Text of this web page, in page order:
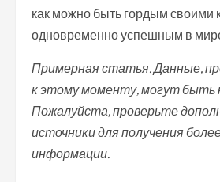
как можно быть гордым своими
одновременно успешным в
Примерная статья. Данные,
к этому моменту, могут быть
Пожалуйста, проверьте
источники для получения
информации.